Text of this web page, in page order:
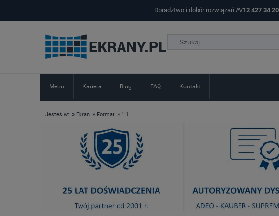
Doradztwo i dobór rozwiązań AV12 427 34 20
Menu Kariera Blog FAQ Kontakt
Jesteś w: » Ekran » Format » 1:1